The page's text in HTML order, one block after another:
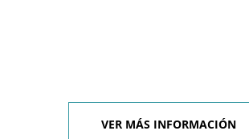
VER MÁS INFORMACIÓN